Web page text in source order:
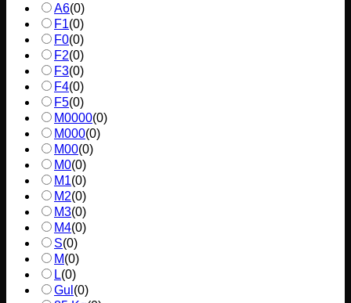
A6(0)
F1(0)
F0(0)
F2(0)
F3(0)
F4(0)
F5(0)
M0000(0)
M000(0)
M00(0)
M0(0)
M1(0)
M2(0)
M3(0)
M4(0)
S(0)
M(0)
L(0)
Gul (0)